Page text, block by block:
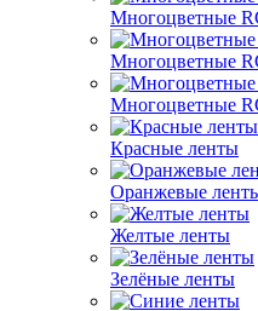
Многоцветные
Многоцветные
Многоцветные
Красные ленты
Оранжевые
Желтые ленты
Зелёные ленты